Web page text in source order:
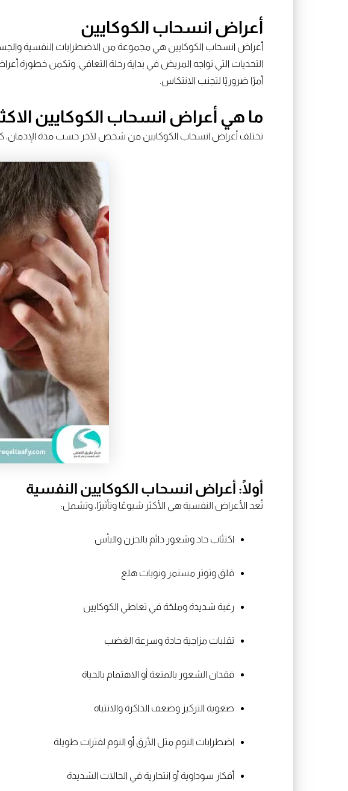
أعراض انسحاب الكوكايين
أعراض انسحاب الكوكايين هي مجموعة من الاضطرابات النفسية
التحديات التي تواجه المريض في بداية رحلة التعافي. وتكمن خطورة
أمرًا ضروريًا لتجنب الانتكاس.
ما هي أعراض انسحاب الكوكايين
تختلف أعراض انسحاب الكوكايين من شخص لآخر حسب مدة الإدمان،
أولًا: أعراض انسحاب الكوكايين النفسية
تُعد الأعراض النفسية هي الأكثر شيوعًا وتأثيرًا، وتشمل:
اكتئاب حاد وشعور دائم بالحزن واليأس
قلق وتوتر مستمر ونوبات هلع
رغبة شديدة وملحّة في تعاطي الكوكايين
تقلبات مزاجية حادة وسرعة الغضب
فقدان الشعور بالمتعة أو الاهتمام بالحياة
صعوبة التركيز وضعف الذاكرة والانتباه
اضطرابات النوم مثل الأرق أو النوم لفترات طويلة
أفكار سوداوية أو انتحارية في الحالات الشديدة